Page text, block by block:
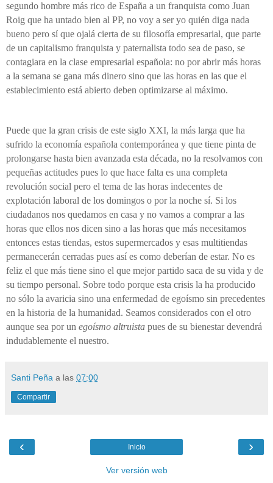
segundo hombre más rico de España a un franquista como Juan
Roig que ha untado bien al PP, no voy a ser yo quién diga nada
bueno pero sí que ojalá cierta de su filosofía empresarial, que parte
de un capitalismo franquista y paternalista todo sea de paso, se
contagiara en la clase empresarial española: no por abrir más horas
a la semana se gana más dinero sino que las horas en las que el
establecimiento está abierto deben optimizarse al máximo.
Puede que la gran crisis de este siglo XXI, la más larga que ha
sufrido la economía española contemporánea y que tiene pinta de
prolongarse hasta bien avanzada esta década, no la resolvamos con
pequeñas actitudes pues lo que hace falta es una completa
revolución social pero el tema de las horas indecentes de
explotación laboral de los domingos o por la noche sí. Si los
ciudadanos nos quedamos en casa y no vamos a comprar a las
horas que ellos nos dicen sino a las horas que más necesitamos
entonces estas tiendas, estos supermercados y esas multitiendas
permanecerán cerradas pues así es como deberían de estar. No es
feliz el que más tiene sino el que mejor partido saca de su vida y de
su tiempo personal. Sobre todo porque esta crisis la ha producido
no sólo la avaricia sino una enfermedad de egoísmo sin precedentes
en la historia de la humanidad. Seamos considerados con el otro
aunque sea por un egoísmo altruista pues de su bienestar devendrá
indudablemente el nuestro.
Santi Peña a las 07:00
Compartir
‹ ›
Inicio
Ver versión web